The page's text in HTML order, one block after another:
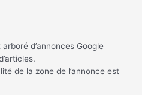
d’annonces Google
de la zone de l’annonce est